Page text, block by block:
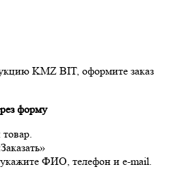
KMZ BIT, оформите заказ
форму
ФИО, телефон и e-mail.